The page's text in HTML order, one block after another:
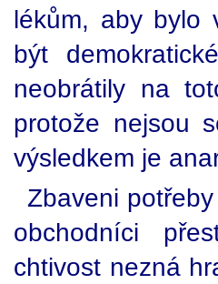
lékům, aby bylo
být
neobrátily na
protože nejsou
výsledkem je
Zbaveni
obchodníci
chtivost nezná